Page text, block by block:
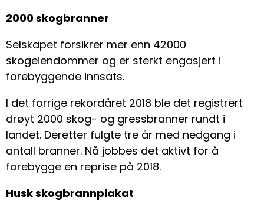
2000 skogbranner
Selskapet forsikrer mer enn 42000
skogeiendommer og er sterkt engasjert i
forebyggende innsats.
I det forrige rekordåret 2018 ble det registrert
drøyt 2000 skog- og gressbranner rundt i
landet. Deretter fulgte tre år med nedgang i
antall branner. Nå jobbes det aktivt for å
forebygge en reprise på 2018.
Husk skogbrannplakat